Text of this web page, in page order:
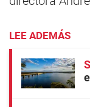
LEE ADEMÁS